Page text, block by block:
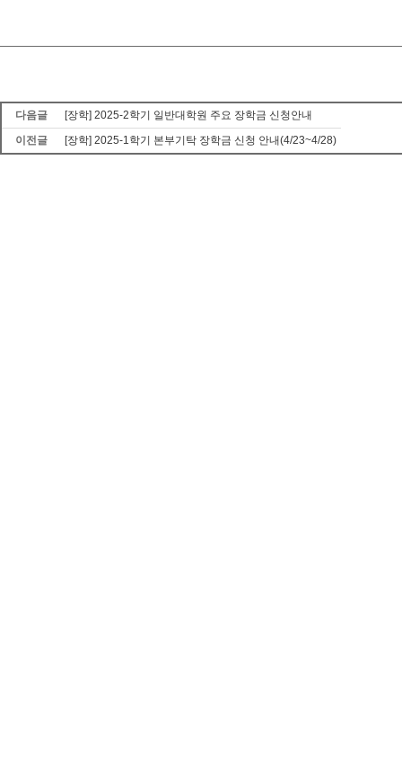
다음글
[장학] 2025-2학기 일반대학원 주요 장학금 신청안내
이전글
[장학] 2025-1학기 본부기탁 장학금 신청 안내(4/23~4/28)